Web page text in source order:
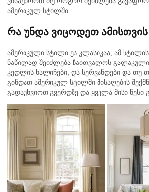
ამერიკულ სტილში.
რა უნდა ვიცოდეთ ამისთვის
ამერიკული სტილი ეს კლასიკაა, ამ
ნაწილად შეიძლება ჩაითვალოს გალაკული
კედლის ხალიჩები, და სერვანდები და თუ
გინდათ ამერიკულ სტილში მისაღების
გადაუხვიოთ გვერდზე და ყველა მისი წესი